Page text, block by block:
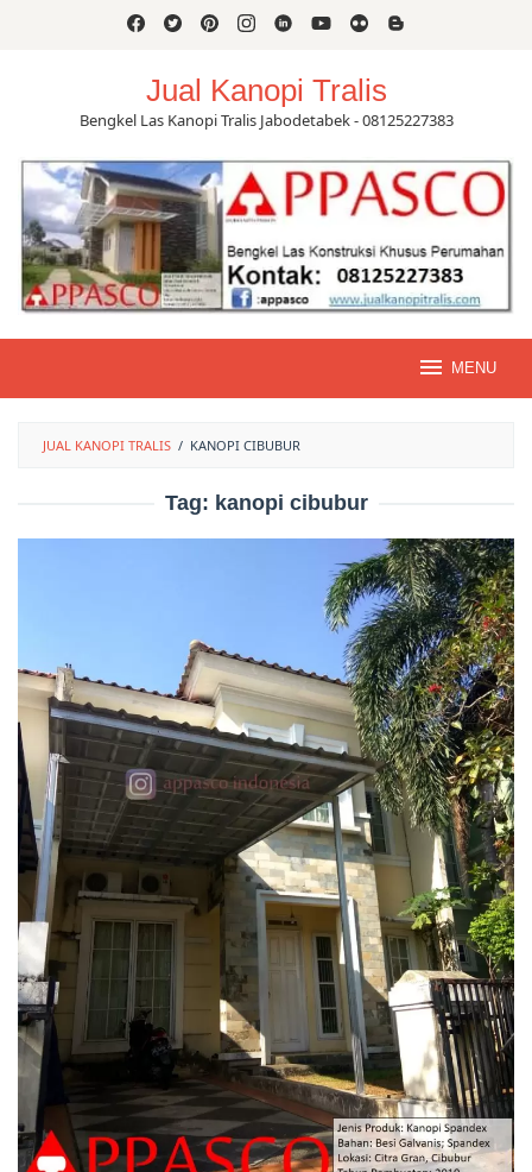
Jual Kanopi Tralis
Bengkel Las Kanopi Tralis Jabodetabek - 08125227383
MENU
JUAL KANOPI TRALIS / KANOPI CIBUBUR
Tag: kanopi cibubur